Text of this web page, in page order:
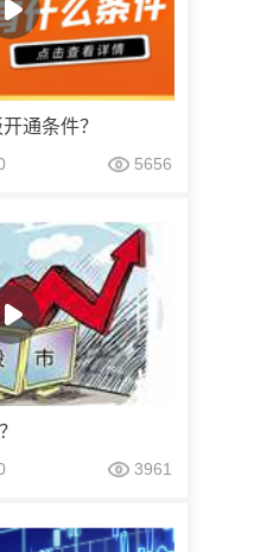
通条件？
5656
3961